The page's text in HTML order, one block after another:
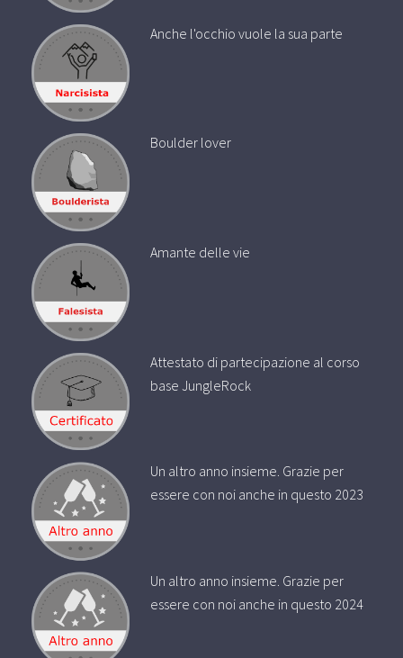
Anche l'occhio vuole la sua parte
Boulder lover
Amante delle vie
Attestato di partecipazione al corso
base JungleRock
Un altro anno insieme. Grazie per
essere con noi anche in questo 2023
Un altro anno insieme. Grazie per
essere con noi anche in questo 2024